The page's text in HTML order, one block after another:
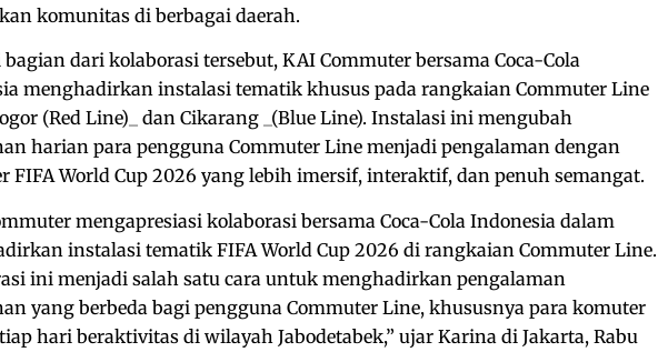
komunitas di berbagai daerah.
bagian dari kolaborasi tersebut, KAI Commuter bersama Coca-Cola
menghadirkan instalasi tematik khusus pada rangkaian Commuter Line
(Red Line)_ dan Cikarang _(Blue Line). Instalasi ini mengubah
harian para pengguna Commuter Line menjadi pengalaman dengan
FIFA World Cup 2026 yang lebih imersif, interaktif, dan penuh semangat.
mengapresiasi kolaborasi bersama Coca-Cola Indonesia dalam
instalasi tematik FIFA World Cup 2026 di rangkaian Commuter Line.
ini menjadi salah satu cara untuk menghadirkan pengalaman
yang berbeda bagi pengguna Commuter Line, khususnya para komuter
hari beraktivitas di wilayah Jabodetabek,” ujar Karina di Jakarta, Rabu